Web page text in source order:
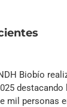
Biobío
mil personas